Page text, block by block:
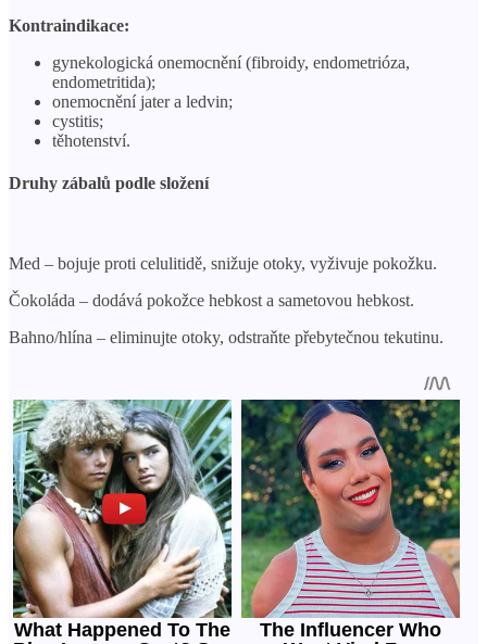
Kontraindikace:
gynekologická onemocnění (fibroidy, endometrióza,
endometritida);
onemocnění jater a ledvin;
cystitis;
těhotenství.
Druhy zábalů podle složení
Med – bojuje proti celulitidě, snižuje otoky, vyživuje pokožku.
Čokoláda – dodává pokožce hebkost a sametovou hebkost.
Bahno/hlína – eliminujte otoky, odstraňte přebytečnou tekutinu.